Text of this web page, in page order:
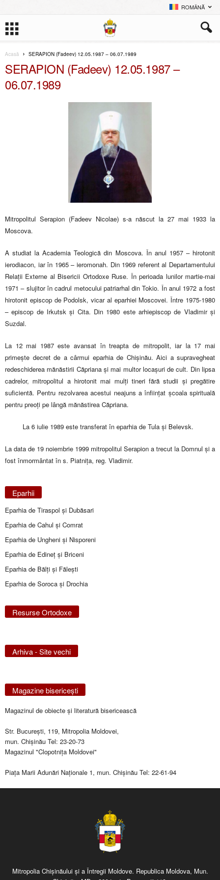
ROMÂNĂ
Acasă SERAPION (Fadeev) 12.05.1987 – 06.07.1989
SERAPION (Fadeev) 12.05.1987 –
06.07.1989
Mitropolitul Serapion (Fadeev Nicolae) s-a născut la 27 mai 1933 la
Moscova.
A studiat la Academia Teologică din Moscova. În anul 1957 – hirotonit
ierodiacon, iar în 1965 – ieromonah. Din 1969 referent al Departamentului
Relații Externe al Bisericii Ortodoxe Ruse. În perioada lunilor martie-mai
1971 – slujitor în cadrul metocului patriarhal din Tokio. În anul 1972 a fost
hirotonit episcop de Podolsk, vicar al eparhiei Moscovei. Între 1975-1980
– episcop de Irkutsk și Cita. Din 1980 este arhiepiscop de Vladimir și
Suzdal.
La 12 mai 1987 este avansat în treapta de mitropolit, iar la 17 mai
primește decret de a cârmui eparhia de Chișinău. Aici a supravegheat
redeschiderea mănăstirii Căpriana și mai multor locașuri de cult. Din lipsa
cadrelor, mitropolitul a hirotonit mai mulți tineri fără studii și pregătire
suficientă. Pentru rezolvarea acestui neajuns a înființat școala spirituală
pentru preoți pe lângă mănăstirea Căpriana.
La 6 iulie 1989 este transferat în eparhia de Tula și Belevsk.
La data de 19 noiembrie 1999 mitropolitul Serapion a trecut la Domnul și a
fost înmormântat în s. Piatnița, reg. Vladimir.
Eparhii
Eparhia de Tiraspol și Dubăsari
Eparhia de Cahul și Comrat
Eparhia de Ungheni și Nisporeni
Eparhia de Edineţ şi Briceni
Eparhia de Bălţi şi Făleşti
Eparhia de Soroca și Drochia
Resurse Ortodoxe
Arhiva - Site vechi
Magazine bisericeşti
Magazinul de obiecte şi literatură bisericească
Str. Bucureşti, 119, Mitropolia Moldovei,
mun. Chişinău Tel: 23-20-73
Magazinul "Clopotniţa Moldovei"
Piaţa Marii Adunări Naţionale 1, mun. Chişinău Tel: 22-61-94
Mitropolia Chişinăului şi a Întregii Moldove. Republica Moldova, Mun.